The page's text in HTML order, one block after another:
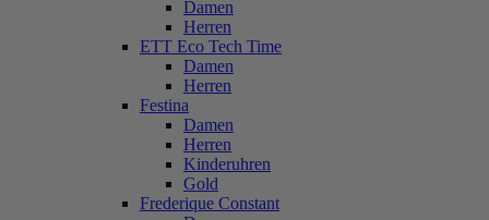
Damen
Herren
ETT Eco Tech Time
Damen
Herren
Festina
Damen
Herren
Kinderuhren
Gold
Frederique Constant